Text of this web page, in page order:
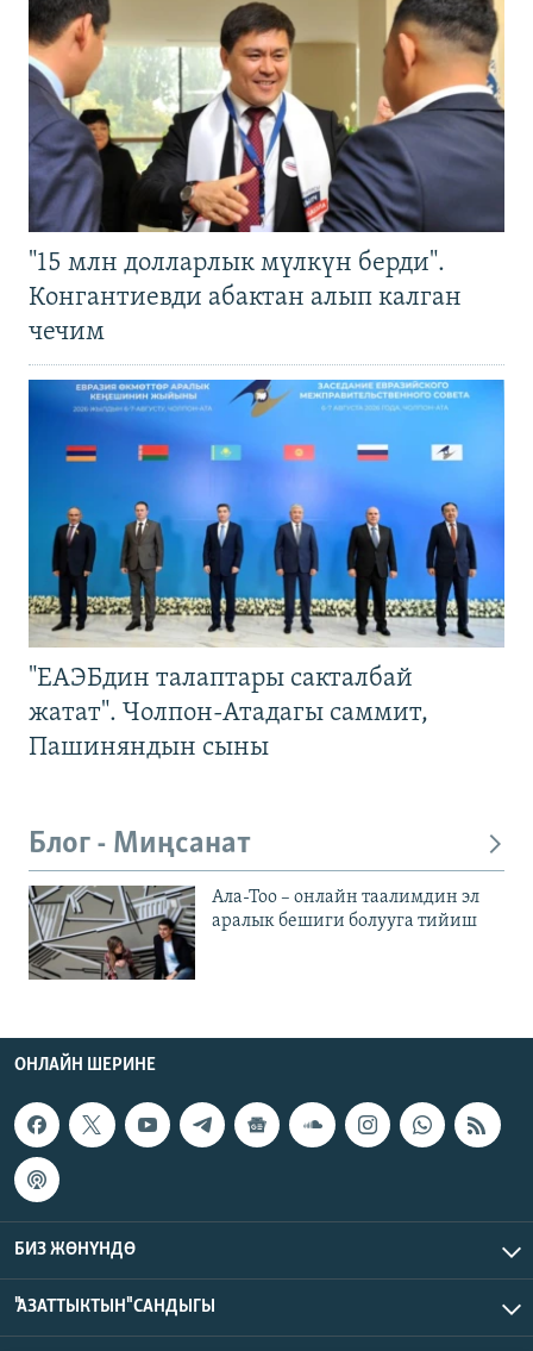
"15 млн долларлык мүлкүн берди".
Конгантиевди абактан алып калган
чечим
"ЕАЭБдин талаптары сакталбай
жатат". Чолпон-Атадагы саммит,
Пашиняндын сыны
Блог - Миңсанат
Ала-Тоо – онлайн таалимдин эл
аралык бешиги болууга тийиш
ОНЛАЙН ШЕРИНЕ
БИЗ ЖӨНҮНДӨ
"АЗАТТЫКТЫН" САНДЫГЫ